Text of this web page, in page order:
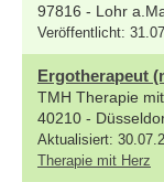
97816 - Lohr
Veröffentlicht:
Ergotherapeut
TMH Therapie
40210 -
Aktualisiert:
Therapie mit Herz